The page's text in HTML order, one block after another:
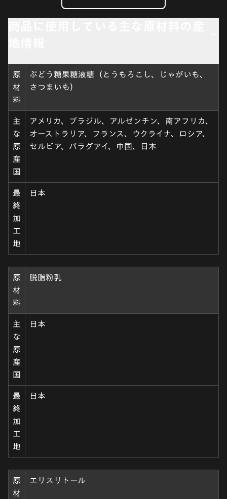
原
材
料
ぶどう糖果糖液糖（とうもろこし、じゃがいも、
さつまいも）
主
な
原
産
国
アメリカ、ブラジル、アルゼンチン、南アフリカ、
オーストラリア、フランス、ウクライナ、ロシア、
セルビア、パラグアイ、中国、日本
最
終
加
工
地
日本
原
材
料
脱脂粉乳
主
な
原
産
国
日本
最
終
加
工
地
日本
原
材
エリスリトール